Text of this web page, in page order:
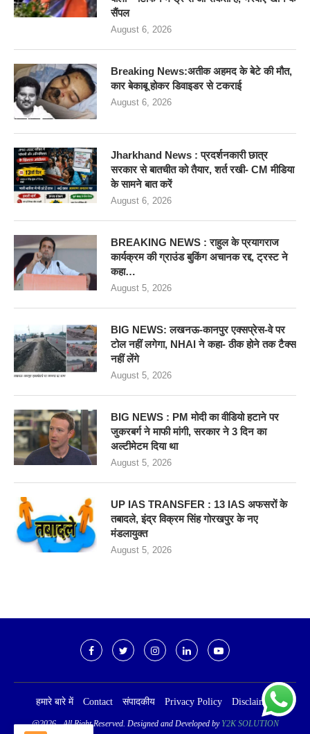
सैंपल
August 6, 2026
Breaking News:अतीक अहमद के बेटे की मौत,
कार बेकाबू होकर डिवाइडर से टकराई
August 6, 2026
Jharkhand News : प्रदर्शनकारी छात्र
सरकार से बातचीत को तैयार, शर्त रखी- CM मीडिया
के सामने बात करें
August 6, 2026
BREAKING NEWS : राहुल के प्रयागराज
कार्यक्रम की ग्राउंड बुकिंग अचानक रद्द, ट्रस्ट ने
कहा…
August 5, 2026
BIG NEWS: लखनऊ-कानपुर एक्सप्रेस-वे पर
टोल नहीं लगेगा, NHAI ने कहा- ठीक होने तक टैक्स
नहीं लेंगे
August 5, 2026
BIG NEWS : PM मोदी का वीडियो हटाने पर
जुकरबर्ग ने माफी मांगी, सरकार ने 3 दिन का
अल्टीमेटम दिया था
August 5, 2026
UP IAS TRANSFER : 13 IAS अफसरों के
तबादले, इंद्र विक्रम सिंह गोरखपुर के नए
मंडलायुक्त
August 5, 2026
हमारे बारे में Contact संपादकीय Privacy Policy Disclaimer
@2026 - All Right Reserved. Designed and Developed by Y2K SOLUTION